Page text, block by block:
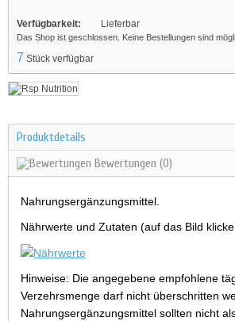
Verfügbarkeit: Lieferbar
Das Shop ist geschlossen. Keine Bestellungen sind
7 Stück verfügbar
Produktdetails
Bewertungen (0)
Nahrungsergänzungsmittel.
Nährwerte und Zutaten (auf das Bild
Hinweise: Die angegebene empfohlene
Verzehrsmenge darf nicht überschritten
Nahrungsergänzungsmittel sollten nicht